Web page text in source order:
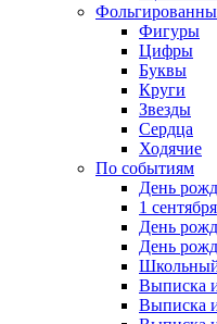
Фигуры
Цифры
Буквы
Круги
Звезды
Сердца
Ходячие
По событиям
День
1 сентября
День
День
Выписка
Выписка